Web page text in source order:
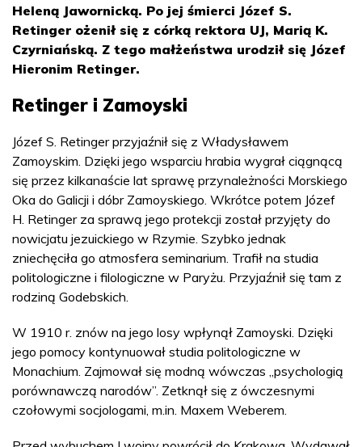
Heleną Jawornicką. Po jej śmierci Józef S.
Retinger ożenił się z córką rektora UJ, Marią K.
Czyrniańską. Z tego małżeństwa urodził się Józef
Hieronim Retinger.
Retinger i Zamoyski
Józef S. Retinger przyjaźnił się z Władysławem
Zamoyskim. Dzięki jego wsparciu hrabia wygrał ciągnącą
się przez kilkanaście lat sprawę przynależności Morskiego
Oka do Galicji i dóbr Zamoyskiego. Wkrótce potem Józef
H. Retinger za sprawą jego protekcji został przyjęty do
nowicjatu jezuickiego w Rzymie. Szybko jednak
zniechęciła go atmosfera seminarium. Trafił na studia
politologiczne i filologiczne w Paryżu. Przyjaźnił się tam z
rodziną Godebskich.
W 1910 r. znów na jego losy wpłynął Zamoyski. Dzięki
jego pomocy kontynuował studia politologiczne w
Monachium. Zajmował się modną wówczas „psychologią
porównawczą narodów”. Zetknął się z ówczesnymi
czołowymi socjologami, m.in. Maxem Weberem.